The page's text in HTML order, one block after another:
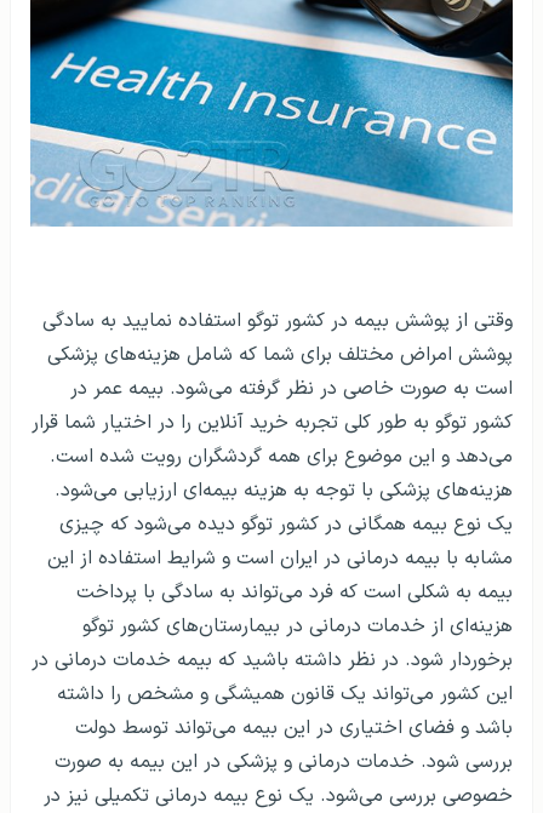
وقتی از پوشش بیمه در کشور توگو استفاده نمایید به سادگی
پوشش امراض مختلف برای شما که شامل هزینه‌های پزشکی
است به صورت خاصی در نظر گرفته می‌شود. بیمه عمر در
کشور توگو به طور کلی تجربه خرید آنلاین را در اختیار شما قرار
می‌دهد و این موضوع برای همه گردشگران رویت شده است.
هزینه‌های پزشکی با توجه به هزینه بیمه‌ای ارزیابی می‌شود.
یک نوع بیمه همگانی در کشور توگو دیده می‌شود که چیزی
مشابه با بیمه درمانی در ایران است و شرایط استفاده از این
بیمه به شکلی است که فرد می‌تواند به سادگی با پرداخت
هزینه‌ای از خدمات درمانی در بیمارستان‌های کشور توگو
برخوردار شود. در نظر داشته باشید که بیمه خدمات درمانی در
این کشور می‌تواند یک قانون همیشگی و مشخص را داشته
باشد و فضای اختیاری در این بیمه می‌تواند توسط دولت
بررسی شود. خدمات درمانی و پزشکی در این بیمه به صورت
خصوصی بررسی می‌شود. یک نوع بیمه درمانی تکمیلی نیز در